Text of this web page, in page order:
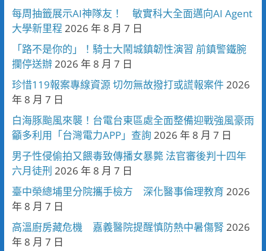
每周抽籤展示AI神隊友！ 敏實科大全面邁向AI Agent
大學新里程 2026 年 8 月 7 日
「路不是你的」！騎士大鬧城鎮韌性演習 前鎮警鐵腕
攔停送辦2026 年 8 月 7 日
珍惜119報案專線資源 切勿無故撥打或謊報案件2026
年 8 月 7 日
白海豚颱風來襲！台電台東區處全面整備迎戰強風豪雨
籲多利用「台灣電力APP」查詢 2026 年 8 月 7 日
男子性侵偷拍又餵毒致傳播女暴斃 法官審後判十四年
六月徒刑 2026 年 8 月 7 日
臺中榮總埔里分院攜手檢方 深化醫事倫理教育 2026
年 8 月 7 日
高溫廚房藏危機 嘉義醫院提醒慎防熱中暑傷腎 2026
年 8 月 7 日